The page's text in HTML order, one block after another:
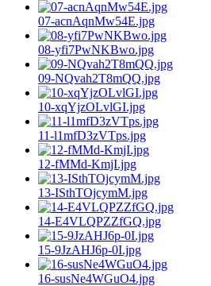
07-acnAqnMw54E.jpg
08-yfi7PwNKBwo.jpg
09-NQvah2T8mQQ.jpg
10-xqYjzOLvlGI.jpg
11-l1mfD3zVTps.jpg
12-fMMd-KmjI.jpg
13-ISthTOjcymM.jpg
14-E4VLQPZZfGQ.jpg
15-9JzAHJ6p-0I.jpg
16-susNe4WGuO4.jpg